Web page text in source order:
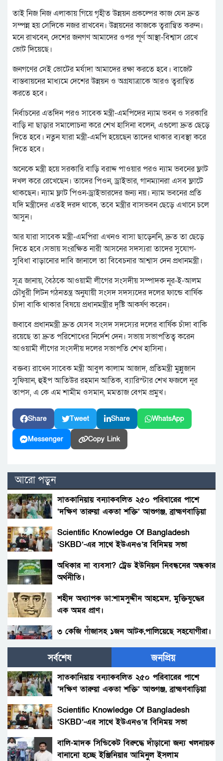
তাই নিজ নিজ এলাকায় গিয়ে গৃহীত উন্নয়ন প্রকল্পের কাজ যেন দ্রুত
সম্পন্ন হয় সেদিকে নজর রাখবেন। উন্নয়নের কাজকে ত্বরান্বিত করুন।
মনে রাখবেন, দেশের জনগণ আমাদের ওপর পূর্ণ আস্থা-বিশ্বাস রেখে
ভোট দিয়েছে।
জনগণের সেই ভোটের মর্যাদা আমাদের রক্ষা করতে হবে। বাজেট
বাস্তবায়নের মাধ্যমে দেশের উন্নয়ন ও অগ্রযাত্রাকে আরও ত্বরাম্বিত
করতে হবে।
নির্বাচনের এতদিন পরও সাবেক মন্ত্রী-এমপিদের ন্যাম ভবন ও সরকারি
বাড়ি না ছাড়ার সমালোচনা করে শেখ হাসিনা বলেন, এগুলো দ্রুত ছেড়ে
দিতে হবে। নতুন যারা মন্ত্রী-এমপি হয়েছেন তাদের থাকার ব্যবস্থা করে
দিতে হবে।
অনেকে মন্ত্রী হয়ে সরকারি বাড়ি বরাদ্দ পাওয়ার পরও ন্যাম ভবনের ফ্লাট
দখল করে রেখেছেন। তাদের পিওন, ড্রাইভার, গানম্যানরা এসব ফ্লাটে
থাকছেন। ন্যাম ফ্লাট পিওন-ড্রাইভারদের জন্য নয়। ন্যাম ভবনের প্রতি
যদি মন্ত্রীদের এতই দরদ থাকে, তবে মন্ত্রীর বাসভবন ছেড়ে এখানে চলে
আসুন।
আর যারা সাবেক মন্ত্রী-এমপিরা এখনও বাসা ছাড়েননি, দ্রুত তা ছেড়ে
দিতে হবে।সভায় সংরক্ষিত নারী আসনের সদস্যরা তাদের সুযোগ-
সুবিধা বাড়ানোর দাবি জানালে তা বিবেচনার আশ্বাস দেন প্রধানমন্ত্রী।
সূত্র জানায়, বৈঠকে আওয়ামী লীগের সংসদীয় সম্পাদক নূর-ই-আলম
চৌধুরী লিটন গঠনতন্ত্র অনুযায়ী সংসদ সদস্যদের দলের ফান্ডে বার্ষিক
চাঁদা বাকি থাকার বিষয়ে প্রধানমন্ত্রীর দৃষ্টি আকর্ষণ করেন।
জবাবে প্রধানমন্ত্রী দ্রুত যেসব সংসদ সদস্যের দলের বার্ষিক চাঁদা বাকি
রয়েছে তা দ্রুত পরিশোধের নির্দেশ দেন। সভায় সভাপতিত্ব করেন
আওয়ামী লীগের সংসদীয় দলের সভাপতি শেখ হাসিনা।
বক্তব্য রাখেন সাবেক মন্ত্রী আবুল কালাম আজাদ, প্রতিমন্ত্রী মুন্নুজান
সুফিয়ান, হুইপ আতিউর রহমান আতিক, ব্যারিস্টার শেখ ফজলে নূর
তাপস, এ কে এম শামীম ওসমান, মমতাজ বেগম প্রমুখ।
Share Tweet Share WhatsApp
Messenger Copy Link
আরো পড়ুন
সাতকানিয়ায় বন্যাকবলিত ২৫০ পরিবারের পাশে
‘দক্ষিণ তারুয়া একতা শক্তি’ আশুগঞ্জ, ব্রাহ্মণবাড়িয়া
Scientific Knowledge Of Bangladesh
‘SKBD’-এর সাথে ইউএনও’র বিনিময় সভা
অধিকার না ব্যবসা? ট্রেড ইউনিয়ন নিবন্ধনের অন্ধকার
অর্থনীতি।
শহীদ অধ্যাপক ডা:শামসুদ্দীন আহমেদ, মুক্তিযুদ্ধের
এক অমর প্রাণ।
৩ কেজি গাঁজাসহ ১জন আটক,পালিয়েছে সহযোগীরা।
সাড়ে চার কোটি বিনিয়োগ নথি ঠিক, অদৃশ্য উৎস–
আয়ের শেষ গন্তব্য কোথায়?
প্রক্রিয়ার প্রশ্ন
সর্বশেষ জনপ্রিয়
সাতকানিয়ায় বন্যাকবলিত ২৫০ পরিবারের পাশে
‘দক্ষিণ তারুয়া একতা শক্তি’ আশুগঞ্জ, ব্রাহ্মণবাড়িয়া
Scientific Knowledge Of Bangladesh
‘SKBD’-এর সাথে ইউএনও’র বিনিময় সভা
বালি-মাদক সিন্ডিকেট বিরুদ্ধে দাঁড়ানো জন্য খলনায়ক
বানানো হচ্ছে ইঞ্জিনিয়ার আমিনুল ইসলাম